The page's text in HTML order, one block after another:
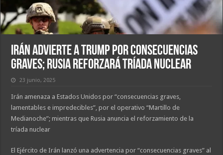
Irán advierte a Trump por consecuencias
graves; Rusia reforzará tríada nuclear
23 junio, 2025
Irán amenaza a Estados Unidos por “consecuencias graves,
lamentables e impredecibles”, por el operativo “Martillo de
Medianoche”; mientras que Rusia anuncia el reforzamiento de la
tríada nuclear
El Ejército de Irán lanzó una advertencia por “consecuencias graves” al